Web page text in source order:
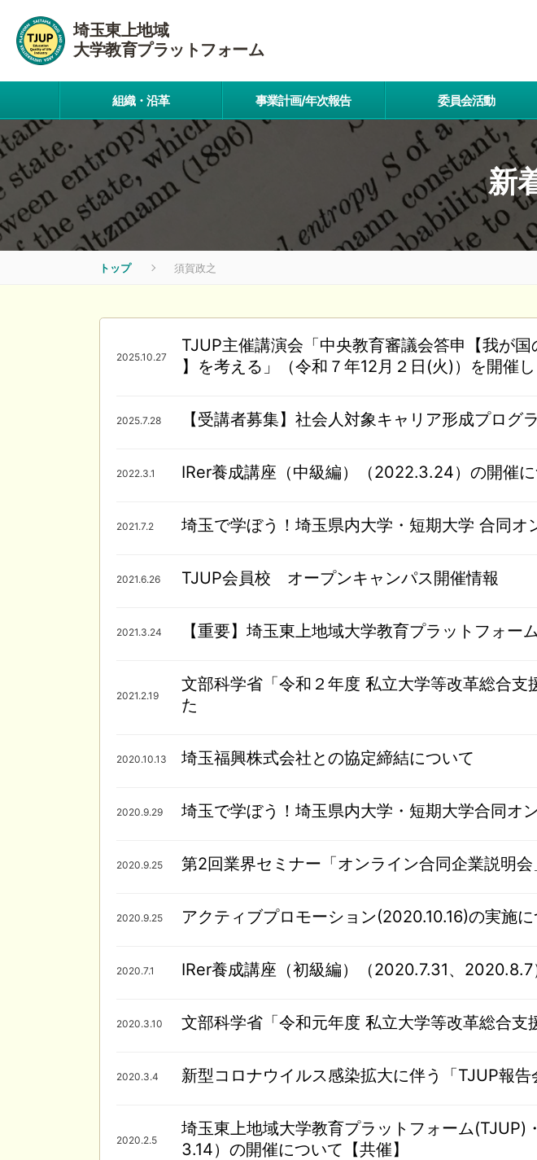
埼玉東上地域
大学教育プラットフォーム
組織・沿革 事業計画/年次報告 委員会活動
新
トップ 須賀政之
2025.10.27
TJUP主催講演会「中央教育審議会答申【我が
】を考える」（令和７年12月２日(火)）を開催
2025.7.28 【受講者募集】社会人対象キャリア形成プロ
2022.3.1 IRer養成講座（中級編）（2022.3.24）の開催に
2021.7.2 埼玉で学ぼう！埼玉県内大学・短期大学 合同
2021.6.26 TJUP会員校 オープンキャンパス開催情報
2021.3.24 【重要】埼玉東上地域大学教育プラットフォー
2021.2.19
文部科学省「令和２年度 私立大学等改革総合
た
2020.10.13 埼玉福興株式会社との協定締結について
2020.9.29 埼玉で学ぼう！埼玉県内大学・短期大学合同オ
2020.9.25 第2回業界セミナー「オンライン合同企業説明
2020.9.25 アクティブプロモーション(2020.10.16)の実施に
2020.7.1 IRer養成講座（初級編）（2020.7.31、2020.8.7
2020.3.10 文部科学省「令和元年度 私立大学等改革総合支
2020.3.4 新型コロナウイルス感染拡大に伴う「TJUP報
2020.2.5
埼玉東上地域大学教育プラットフォーム
3.14）の開催について【共催】